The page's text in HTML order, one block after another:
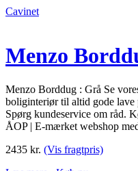
Cavinet
Menzo
Menzo Borddug : Grå Se
boliginteriør til altid gode lave
Spørg kundeservice om råd.
ÅOP | E-mærket webshop
2435 kr. (Vis fragtpris)